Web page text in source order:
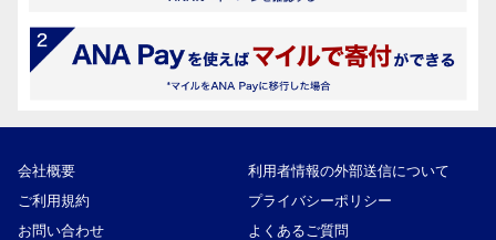
会社概要
利用者情報の外部送信について
ご利用規約
プライバシーポリシー
お問い合わせ
よくあるご質問